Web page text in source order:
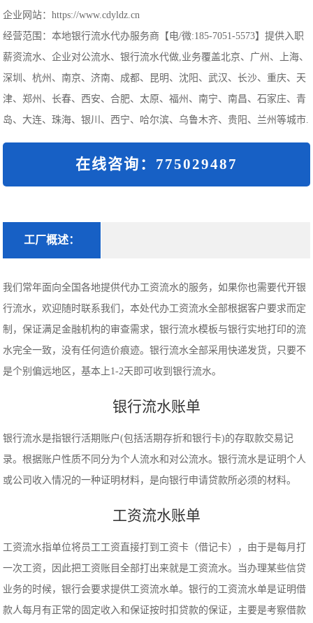
企业网站：https://www.cdyldz.cn
经营范围：本地银行流水代办服务商【电/微:185-7051-5573】提供入职
薪资流水、企业对公流水、银行流水代做,业务覆盖北京、广州、上海、
深圳、杭州、南京、济南、成都、昆明、沈阳、武汉、长沙、重庆、天
津、郑州、长春、西安、合肥、太原、福州、南宁、南昌、石家庄、青
岛、大连、珠海、银川、西宁、哈尔滨、乌鲁木齐、贵阳、兰州等城市.
在线咨询：775029487
工厂概述：
我们常年面向全国各地提供代办工资流水的服务，如果你也需要代开银
行流水，欢迎随时联系我们，本处代办工资流水全部根据客户要求而定
制，保证满足金融机构的审查需求，银行流水模板与银行实地打印的流
水完全一致，没有任何造价痕迹。银行流水全部采用快递发货，只要不
是个别偏远地区，基本上1-2天即可收到银行流水。
银行流水账单
银行流水是指银行活期账户(包括活期存折和银行卡)的存取款交易记
录。根据账户性质不同分为个人流水和对公流水。银行流水是证明个人
或公司收入情况的一种证明材料，是向银行申请贷款所必须的材料。
工资流水账单
工资流水指单位将员工工资直接打到工资卡（借记卡），由于是每月打
一次工资，因此把工资账目全部打出来就是工资流水。当办理某些信贷
业务的时候，银行会要求提供工资流水单。银行的工资流水单是证明借
款人每月有正常的固定收入和保证按时扣贷款的保证，主要是考察借款